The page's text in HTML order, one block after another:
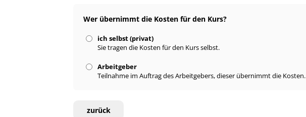
Wer übernimmt die Kosten für den Kurs?
ich selbst (privat)
Sie tragen die Kosten für den Kurs selbst.
Arbeitgeber
Teilnahme im Auftrag des Arbeitgebers, dieser übernimmt die Kosten.
zurück